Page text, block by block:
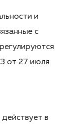
и
с
от 27 июля
в